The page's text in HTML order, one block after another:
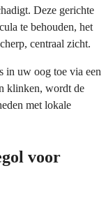
Deze gerichte
te behouden, het
centraal zicht.
in uw oog toe via een
klinken, wordt de
met lokale
voor